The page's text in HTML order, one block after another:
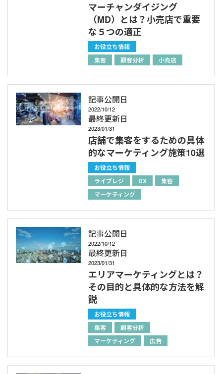
マーチャンダイジング
（MD）とは？小売店で重要
な５つの適正
お役立ち情報
集客
顧客分析 小売店
記事公開日
2022/10/12
最終更新日
2023/01/31
店舗で集客をするための具体
的なマーケティング施策10選
お役立ち情報
ライブレジ
DX
集客
マーケティング
記事公開日
2022/10/12
最終更新日
2023/01/31
エリアマーケティングとは？
その目的と具体的な方法を解
説
お役立ち情報
集客
顧客分析
マーケティング
広告